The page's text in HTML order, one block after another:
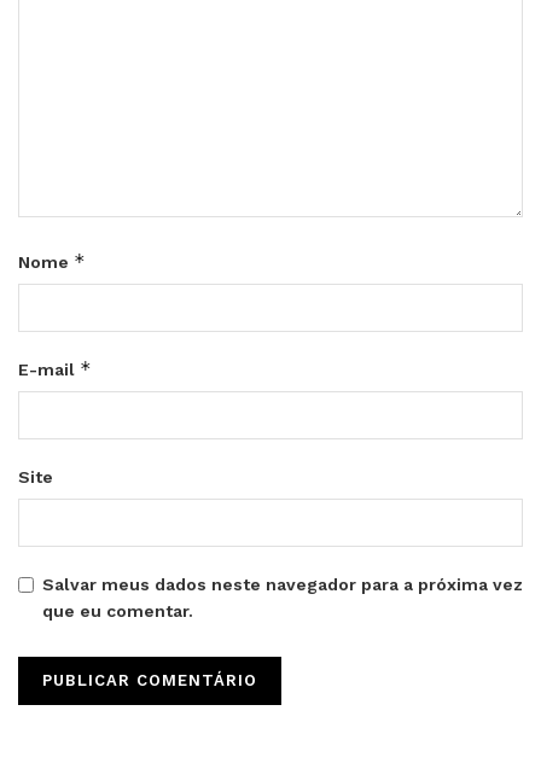
Nome *
E-mail *
Site
Salvar meus dados neste navegador para a próxima vez
que eu comentar.